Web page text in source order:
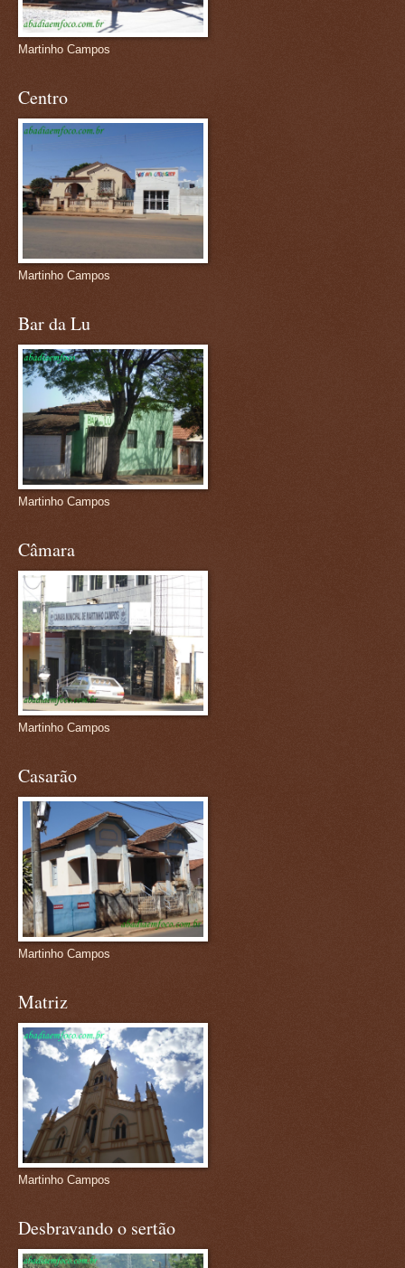
Martinho Campos
Centro
Martinho Campos
Bar da Lu
Martinho Campos
Câmara
Martinho Campos
Casarão
Martinho Campos
Matriz
Martinho Campos
Desbravando o sertão